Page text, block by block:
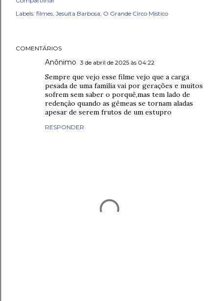
Labels: filmes Jesuíta Barbosa O Grande Circo Místico
COMENTÁRIOS
Anônimo 3 de abril de 2025 às 04:22
Sempre que vejo esse filme vejo que a carga
pesada de uma família vai por gerações e muitos
sofrem sem saber o porquê,mas tem lado de
redenção quando as gêmeas se tornam aladas
apesar de serem frutos de um estupro
RESPONDER